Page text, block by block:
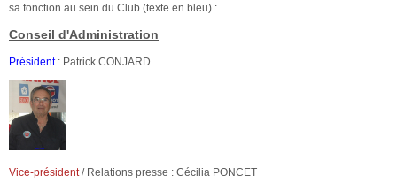
sa fonction au sein du Club (texte en bleu) :
Conseil d'Administration
Président : Patrick CONJARD
Vice-président/ Relations presse : Cécilia PONCET